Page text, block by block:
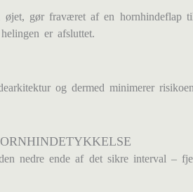
gør fraværet af en hornhindeflap
er afsluttet.
og dermed minimerer
nedre ende af det sikre interval –